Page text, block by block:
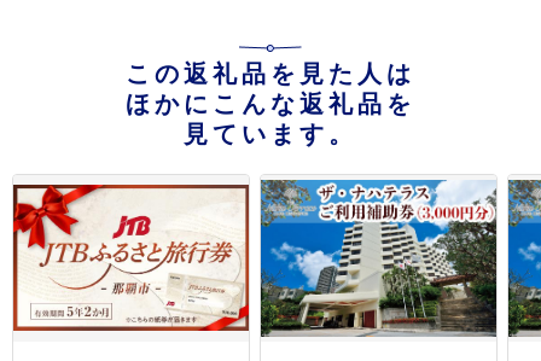
この返礼品を見た人は
ほかにこんな返礼品を
見ています。